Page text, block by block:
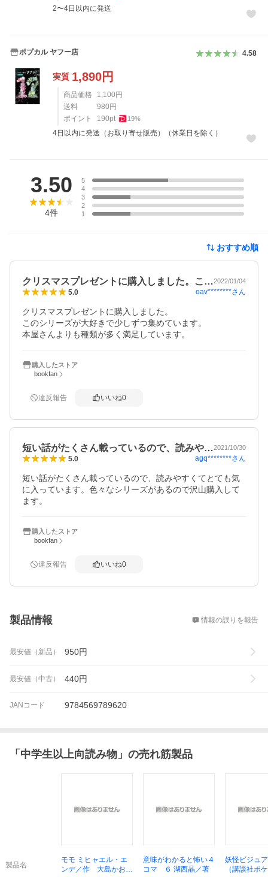
2〜4日以内に発送
ポプカル ヤフー店 4.58
実質 1,890円
商品価格 1,100 円
送料
980 円
ポイント
190pt 19%
4日以内に発送（お取り寄せ販売）（休業日を除く）
3.50
4件
5
4
3
2
1
おすすめ順
クリスマスプレゼントに購入しました。こ…2022/01/04
5.0 oav********さん
クリスマスプレゼントに購入しました。
このシリーズが大好きで少しずつ集めています。
本屋さんよりも種類が多く満足しています。
購入したストア
bookfan
違反報告 いいね0
短い話がたくさん載っているので、読みや…2021/10/30
5.0 agq********さん
短い話がたくさん載っているので、読みやすくてとても気
に入っています。色々なシリーズがあるので沢山購入して
ます。
購入したストア
bookfan
違反報告 いいね0
製品情報 情報の誤りを報告
最安値（新品） 950円
最安値（中古） 440円
JANコード 9784569789620
「 中学生以上向読み物 」の売れ筋製品
製品名
モモ ミヒャエル・エ
ンデ／作 大島かおり
意味がわかると怖い４
コマ ６ 湖西晶／著
妖怪ビジュ
（講談社ポ